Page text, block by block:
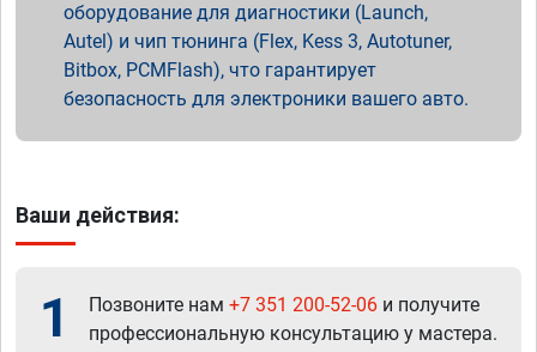
оборудование для диагностики (Launch,
Autel) и чип тюнинга (Flex, Kess 3, Autotuner,
Bitbox, PCMFlash), что гарантирует
безопасность для электроники вашего авто.
Ваши действия:
1 Позвоните нам +7 351 200-52-06 и получите
профессиональную консультацию у мастера.